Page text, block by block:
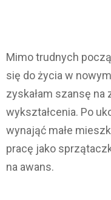
Mimo trudnych
się do życia w
zyskałam szansę
wykształcenia. Po
wynająć małe
pracę jako
na awans.